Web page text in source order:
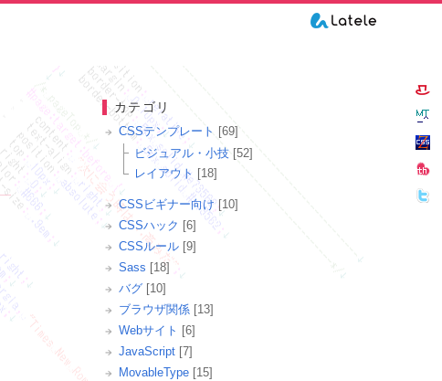
カテゴリ
CSSテンプレート [69]
ビジュアル・小技 [52]
レイアウト [18]
CSSビギナー向け[10]
CSSハック [6]
CSSルール [9]
Sass [18]
バグ [10]
ブラウザ関係 [13]
Webサイト [6]
JavaScript [7]
MovableType [15]